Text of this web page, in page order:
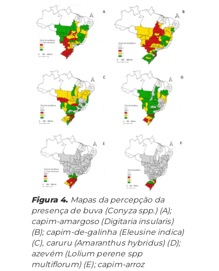
Figura 4. Mapas da percepção da
presença de buva (Conyzaspp.) (A);
capim-amargoso (Digitaria insularis)
(B); capim-de-galinha (Eleusine indica)
(C), caruru (Amaranthus hybridus) (D);
azevém (Lolium perene spp
multiflorum) (E); capim-arroz